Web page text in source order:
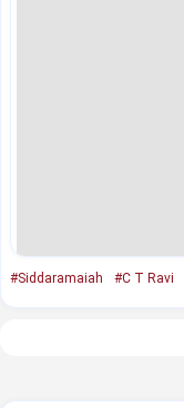
#Siddaramaiah #C T Ravi